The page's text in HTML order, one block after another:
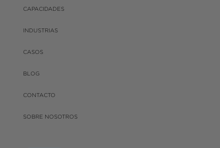
CAPACIDADES
INDUSTRIAS
CASOS
BLOG
CONTACTO
SOBRE NOSOTROS